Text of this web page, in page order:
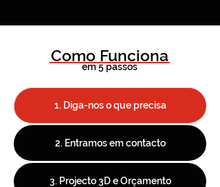
Como Funciona
em 5 passos
1. Diga-nos o que precisa
2. Entramos em contacto
3. Projecto 3D e Orçamento